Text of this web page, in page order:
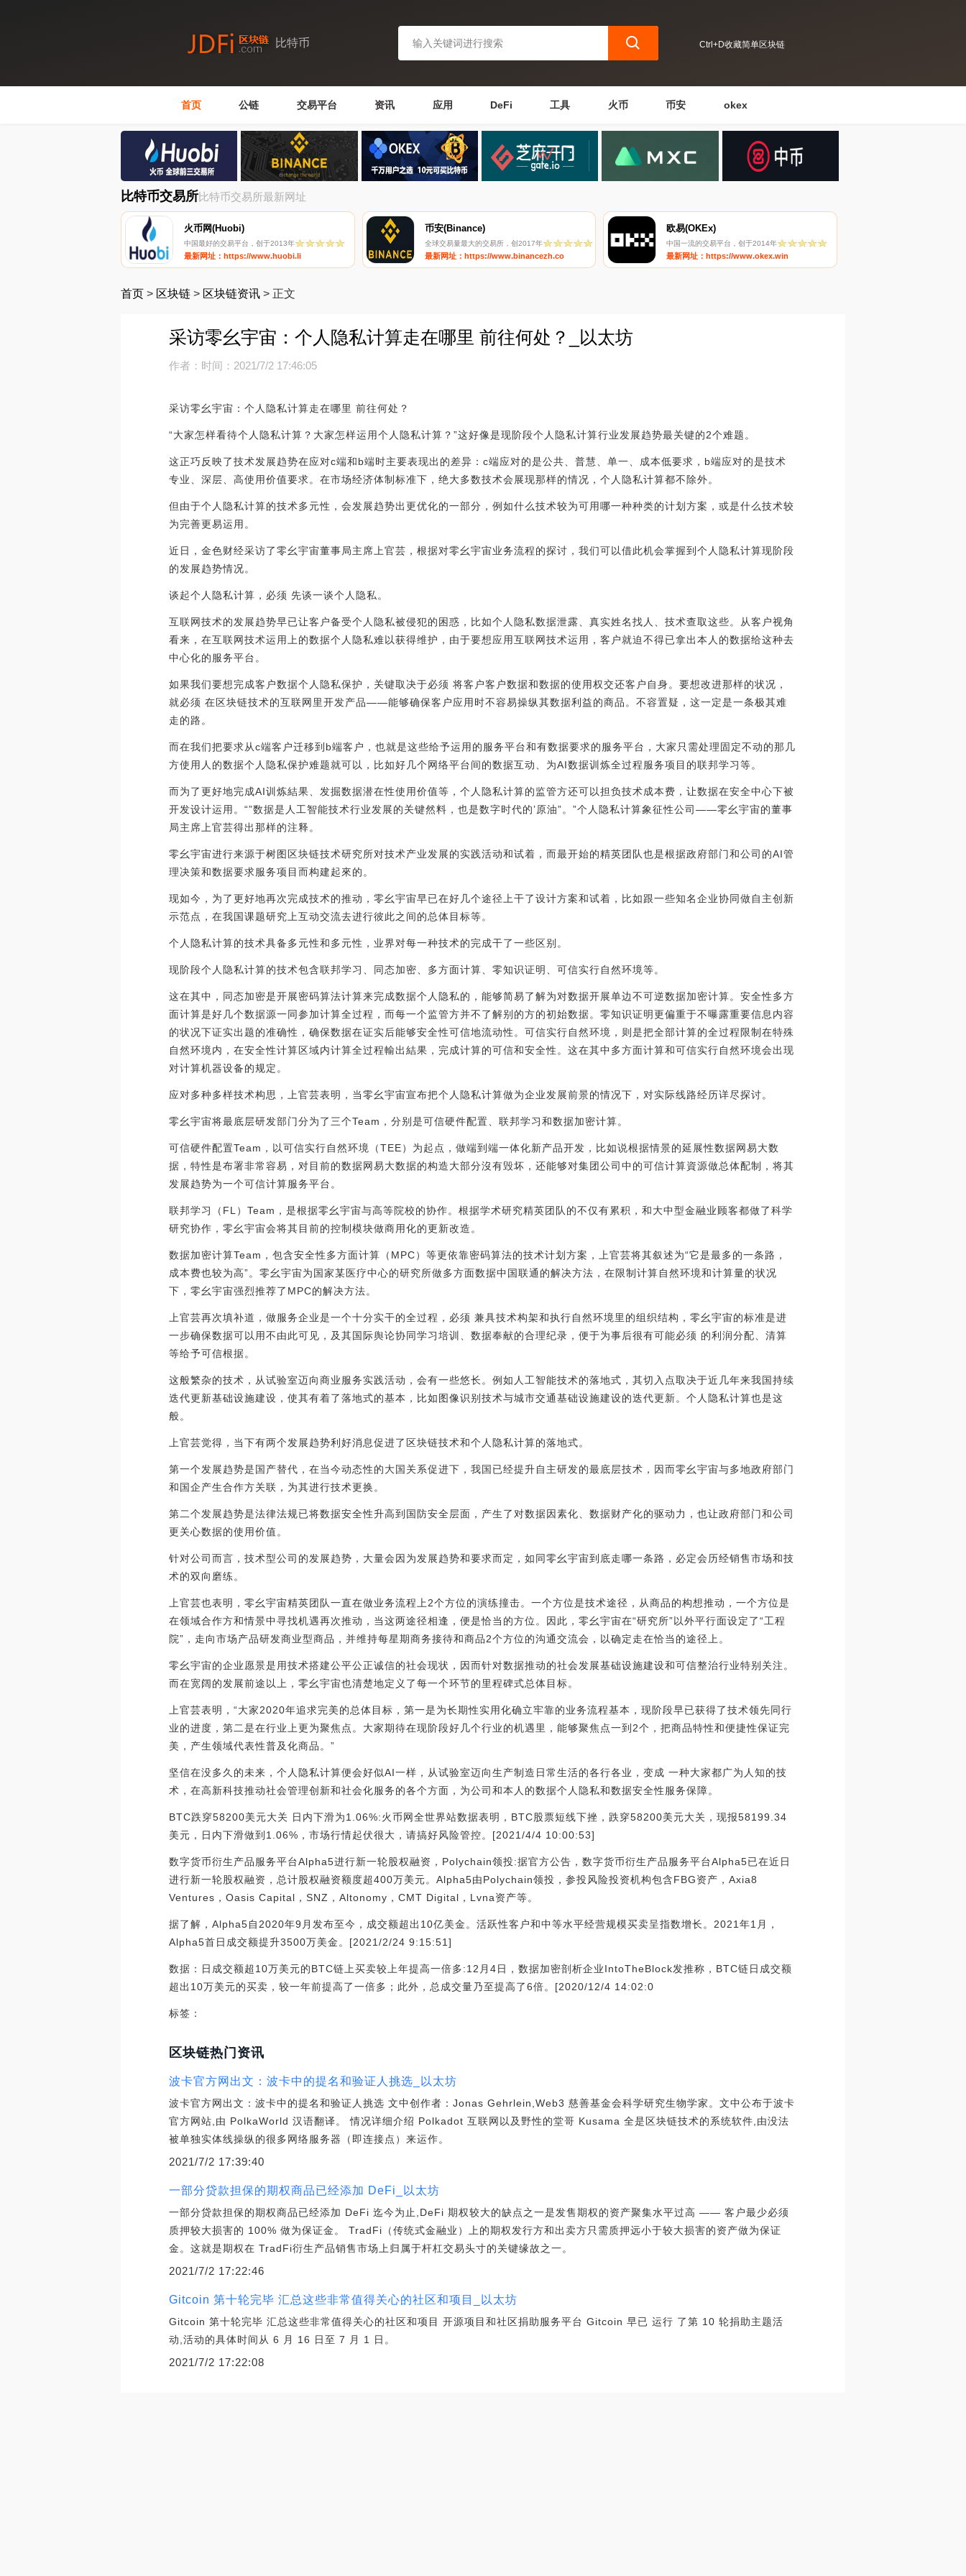
比特币 Ctrl+D收藏简单区块链
首页 公链 交易平台 资讯 应用 DeFi 工具 火币 币安 okex
比特币交易所比特币交易所最新网址
火币网(Huobi)
中国最好的交易平台，创于2013年
最新网址：https://www.huobi.li
币安(Binance)
全球交易量最大的交易所，创2017年
最新网址：https://www.binancezh.co
欧易(OKEx)
中国一流的交易平台，创于2014年
最新网址：https://www.okex.win
首页 > 区块链 > 区块链资讯 > 正文
采访零幺宇宙：个人隐私计算走在哪里 前往何处？_以太坊
作者： 时间：2021/7/2 17:46:05
采访零幺宇宙：个人隐私计算走在哪里 前往何处？
“大家怎样看待个人隐私计算？大家怎样运用个人隐私计算？”这好像是现阶段个人隐私计算行业发展趋势最关键的2个难题。
这正巧反映了技术发展趋势在应对c端和b端时主要表现出的差异：c端应对的是公共、普慧、单一、成本低要求，b端应对的是技术
专业、深层、高使用价值要求。在市场经济体制标准下，绝大多数技术会展现那样的情况，个人隐私计算都不除外。
但由于个人隐私计算的技术多元性，会发展趋势出更优化的一部分，例如什么技术较为可用哪一种种类的计划方案，或是什么技术较
为完善更易运用。
近日，金色财经采访了零幺宇宙董事局主席上官芸，根据对零幺宇宙业务流程的探讨，我们可以借此机会掌握到个人隐私计算现阶段
的发展趋势情况。
谈起个人隐私计算，必须 先谈一谈个人隐私。
互联网技术的发展趋势早已让客户备受个人隐私被侵犯的困惑，比如个人隐私数据泄露、真实姓名找人、技术查取这些。从客户视角
看来，在互联网技术运用上的数据个人隐私难以获得维护，由于要想应用互联网技术运用，客户就迫不得已拿出本人的数据给这种去
中心化的服务平台。
如果我们要想完成客户数据个人隐私保护，关键取决于必须 将客户客户数据和数据的使用权交还客户自身。要想改进那样的状况，
就必须 在区块链技术的互联网里开发产品——能够确保客户应用时不容易操纵其数据利益的商品。不容置疑，这一定是一条极其难
走的路。
而在我们把要求从c端客户迁移到b端客户，也就是这些给予运用的服务平台和有数据要求的服务平台，大家只需处理固定不动的那几
方使用人的数据个人隐私保护难题就可以，比如好几个网络平台间的数据互动、为AI数据训炼全过程服务项目的联邦学习等。
而为了更好地完成AI训炼結果、发掘数据潜在性使用价值等，个人隐私计算的监管方还可以担负技术成本费，让数据在安全中心下被
开发设计运用。“”数据是人工智能技术行业发展的关键然料，也是数字时代的’原油”。”个人隐私计算象征性公司——零幺宇宙的董事
局主席上官芸得出那样的注释。
零幺宇宙进行来源于树图区块链技术研究所对技术产业发展的实践活动和试着，而最开始的精英团队也是根据政府部门和公司的AI管
理决策和数据要求服务项目而构建起來的。
现如今，为了更好地再次完成技术的推动，零幺宇宙早已在好几个途径上干了设计方案和试着，比如跟一些知名企业协同做自主创新
示范点，在我国课题研究上互动交流去进行彼此之间的总体目标等。
个人隐私计算的技术具备多元性和多元性，业界对每一种技术的完成干了一些区别。
现阶段个人隐私计算的技术包含联邦学习、同态加密、多方面计算、零知识证明、可信实行自然环境等。
这在其中，同态加密是开展密码算法计算来完成数据个人隐私的，能够简易了解为对数据开展单边不可逆数据加密计算。安全性多方
面计算是好几个数据源一同参加计算全过程，而每一个监管方并不了解别的方的初始数据。零知识证明更偏重于不曝露重要信息内容
的状况下证实出题的准确性，确保数据在证实后能够安全性可信地流动性。可信实行自然环境，则是把全部计算的全过程限制在特殊
自然环境内，在安全性计算区域内计算全过程輸出結果，完成计算的可信和安全性。这在其中多方面计算和可信实行自然环境会出现
对计算机器设备的规定。
应对多种多样技术构思，上官芸表明，当零幺宇宙宣布把个人隐私计算做为企业发展前景的情况下，对实际线路经历详尽探讨。
零幺宇宙将最底层研发部门分为了三个Team，分别是可信硬件配置、联邦学习和数据加密计算。
可信硬件配置Team，以可信实行自然环境（TEE）为起点，做端到端一体化新产品开发，比如说根据情景的延展性数据网易大数
据，特性是布署非常容易，对目前的数据网易大数据的构造大部分沒有毁坏，还能够对集团公司中的可信计算資源做总体配制，将其
发展趋势为一个可信计算服务平台。
联邦学习（FL）Team，是根据零幺宇宙与高等院校的协作。根据学术研究精英团队的不仅有累积，和大中型金融业顾客都做了科学
研究协作，零幺宇宙会将其目前的控制模块做商用化的更新改造。
数据加密计算Team，包含安全性多方面计算（MPC）等更依靠密码算法的技术计划方案，上官芸将其叙述为“它是最多的一条路，
成本费也较为高”。零幺宇宙为国家某医疗中心的研究所做多方面数据中国联通的解决方法，在限制计算自然环境和计算量的状况
下，零幺宇宙强烈推荐了MPC的解决方法。
上官芸再次填补道，做服务企业是一个十分实干的全过程，必须 兼具技术构架和执行自然环境里的组织结构，零幺宇宙的标准是进
一步确保数据可以用不由此可见，及其国际舆论协同学习培训、数据奉献的合理纪录，便于为事后很有可能必须 的利润分配、清算
等给予可信根据。
这般繁杂的技术，从试验室迈向商业服务实践活动，会有一些悠长。例如人工智能技术的落地式，其切入点取决于近几年来我国持续
迭代更新基础设施建设，使其有着了落地式的基本，比如图像识别技术与城市交通基础设施建设的迭代更新。个人隐私计算也是这
般。
上官芸觉得，当下有两个发展趋势利好消息促进了区块链技术和个人隐私计算的落地式。
第一个发展趋势是国产替代，在当今动态性的大国关系促进下，我国已经提升自主研发的最底层技术，因而零幺宇宙与多地政府部门
和国企产生合作方关联，为其进行技术更换。
第二个发展趋势是法律法规已将数据安全性升高到国防安全层面，产生了对数据因素化、数据财产化的驱动力，也让政府部门和公司
更关心数据的使用价值。
针对公司而言，技术型公司的发展趋势，大量会因为发展趋势和要求而定，如同零幺宇宙到底走哪一条路，必定会历经销售市场和技
术的双向磨练。
上官芸也表明，零幺宇宙精英团队一直在做业务流程上2个方位的演练撞击。一个方位是技术途径，从商品的构想推动，一个方位是
在领域合作方和情景中寻找机遇再次推动，当这两途径相逢，便是恰当的方位。因此，零幺宇宙在“研究所”以外平行面设定了“工程
院”，走向市场产品研发商业型商品，并维持每星期商务接待和商品2个方位的沟通交流会，以确定走在恰当的途径上。
零幺宇宙的企业愿景是用技术搭建公平公正诚信的社会现状，因而针对数据推动的社会发展基础设施建设和可信整治行业特别关注。
而在宽阔的发展前途以上，零幺宇宙也清楚地定义了每一个环节的里程碑式总体目标。
上官芸表明，“大家2020年追求完美的总体目标，第一是为长期性实用化确立牢靠的业务流程基本，现阶段早已获得了技术领先同行
业的进度，第二是在行业上更为聚焦点。大家期待在现阶段好几个行业的机遇里，能够聚焦点一到2个，把商品特性和便捷性保证完
美，产生领域代表性普及化商品。”
坚信在没多久的未来，个人隐私计算便会好似AI一样，从试验室迈向生产制造日常生活的各行各业，变成 一种大家都广为人知的技
术，在高新科技推动社会管理创新和社会化服务的各个方面，为公司和本人的数据个人隐私和数据安全性服务保障。
BTC跌穿58200美元大关 日内下滑为1.06%:火币网全世界站数据表明，BTC股票短线下挫，跌穿58200美元大关，现报58199.34
美元，日内下滑做到1.06%，市场行情起伏很大，请搞好风险管控。[2021/4/4 10:00:53]
数字货币衍生产品服务平台Alpha5进行新一轮股权融资，Polychain领投:据官方公告，数字货币衍生产品服务平台Alpha5已在近日
进行新一轮股权融资，总计股权融资额度超400万美元。Alpha5由Polychain领投，参投风险投资机构包含FBG资产，Axia8
Ventures，Oasis Capital，SNZ，Altonomy，CMT Digital，Lvna资产等。
据了解，Alpha5自2020年9月发布至今，成交额超出10亿美金。活跃性客户和中等水平经营规模买卖呈指数增长。2021年1月，
Alpha5首日成交额提升3500万美金。[2021/2/24 9:15:51]
数据：日成交额超10万美元的BTC链上买卖较上年提高一倍多:12月4日，数据加密剖析企业IntoTheBlock发推称，BTC链日成交额
超出10万美元的买卖，较一年前提高了一倍多；此外，总成交量乃至提高了6倍。[2020/12/4 14:02:0
标签：
区块链热门资讯
波卡官方网出文：波卡中的提名和验证人挑选_以太坊
波卡官方网出文：波卡中的提名和验证人挑选 文中创作者：Jonas Gehrlein,Web3 慈善基金会科学研究生物学家。文中公布于波卡
官方网站,由 PolkaWorld 汉语翻译。 情况详细介绍 Polkadot 互联网以及野性的堂哥 Kusama 全是区块链技术的系统软件,由没法
被单独实体线操纵的很多网络服务器（即连接点）来运作。
2021/7/2 17:39:40
一部分贷款担保的期权商品已经添加 DeFi_以太坊
一部分贷款担保的期权商品已经添加 DeFi 迄今为止,DeFi 期权较大的缺点之一是发售期权的资产聚集水平过高 —— 客户最少必须
质押较大损害的 100% 做为保证金。 TradFi（传统式金融业）上的期权发行方和出卖方只需质押远小于较大损害的资产做为保证
金。这就是期权在 TradFi衍生产品销售市场上归属于杆杠交易头寸的关键缘故之一。
2021/7/2 17:22:46
Gitcoin 第十轮完毕 汇总这些非常值得关心的社区和项目_以太坊
Gitcoin 第十轮完毕 汇总这些非常值得关心的社区和项目 开源项目和社区捐助服务平台 Gitcoin 早已 运行 了第 10 轮捐助主题活
动,活动的具体时间从 6 月 16 日至 7 月 1 日。
2021/7/2 17:22:08